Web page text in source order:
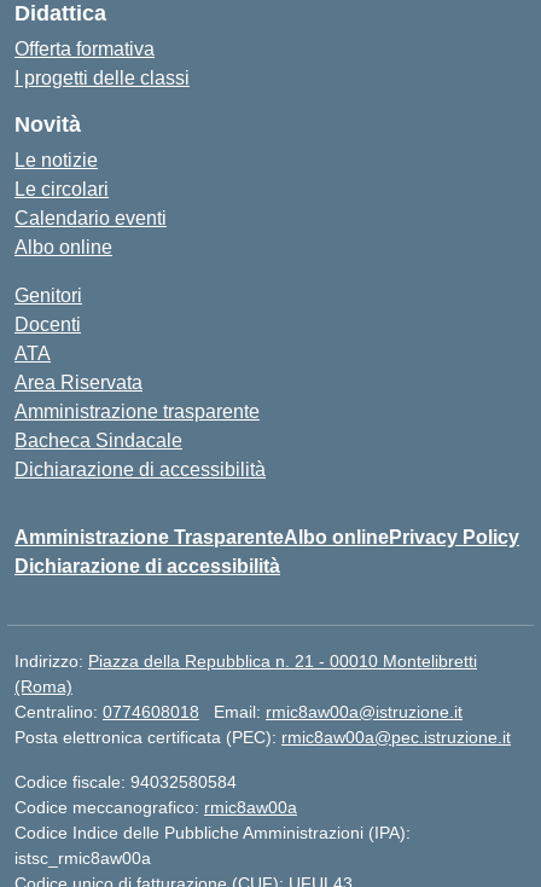
Didattica
Offerta formativa
I progetti delle classi
Novità
Le notizie
Le circolari
Calendario eventi
Albo online
Genitori
Docenti
ATA
Area Riservata
Amministrazione trasparente
Bacheca Sindacale
Dichiarazione di accessibilità
Amministrazione TrasparenteAlbo onlinePrivacy Policy
Dichiarazione di accessibilità
Indirizzo: Piazza della Repubblica n. 21 - 00010 Montelibretti
(Roma)
Centralino: 0774608018 Email: rmic8aw00a@istruzione.it
Posta elettronica certificata (PEC): rmic8aw00a@pec.istruzione.it
Codice fiscale: 94032580584
Codice meccanografico: rmic8aw00a
Codice Indice delle Pubbliche Amministrazioni (IPA):
istsc_rmic8aw00a